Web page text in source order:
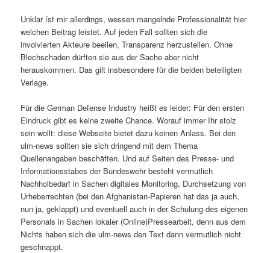
Unklar íst mir allerdings, wessen mangelnde Professionalität hier
welchen Beitrag leistet. Auf jeden Fall sollten sich die
involvierten Akteure beeilen, Transparenz herzustellen. Ohne
Blechschaden dürften sie aus der Sache aber nicht
herauskommen. Das gilt insbesondere für die beiden beteiligten
Verlage.
Für die German Defense Industry heißt es leider: Für den ersten
Eindruck gibt es keine zweite Chance. Worauf immer Ihr stolz
sein wollt: diese Webseite bietet dazu keinen Anlass. Bei den
ulm-news sollten sie sich dringend mit dem Thema
Quellenangaben beschäften. Und auf Seiten des Presse- und
Informationsstabes der Bundeswehr besteht vermutlich
Nachholbedarf in Sachen digitales Monitoring, Durchsetzung von
Urheberrechten (bei den Afghanistan-Papieren hat das ja auch,
nun ja, geklappt) und eventuell auch in der Schulung des eigenen
Personals in Sachen lokaler (Online)Pressearbeit, denn aus dem
Nichts haben sich die ulm-news den Text dann vermutlich nicht
geschnappt.